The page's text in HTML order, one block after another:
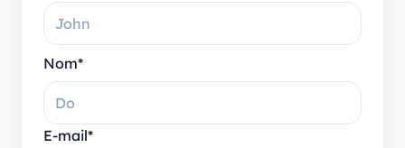
Nom*
E-mail*